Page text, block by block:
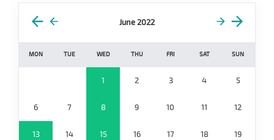
June 2022
MON TUE WED THU FRI SAT SUN
1 2 3 4 5
6 7 8 9 10 11 12
13 14 15 16 17 18 19